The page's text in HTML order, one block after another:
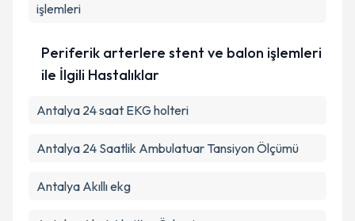
işlemleri
Periferik arterlere stent ve balon işlemleri
ile İlgili Hastalıklar
Antalya 24 saat EKG holteri
Antalya 24 Saatlik Ambulatuar Tansiyon Ölçümü
Antalya Akıllı ekg